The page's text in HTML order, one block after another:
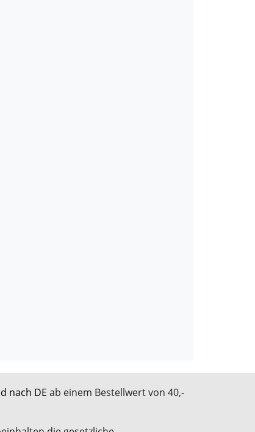
nach DE ab einem Bestellwert von 40,-